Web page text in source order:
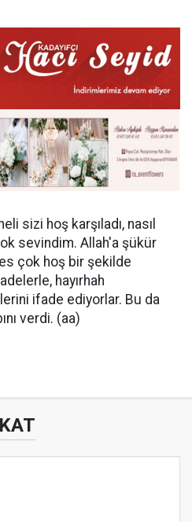
sizi hoş karşıladı, nasıl
sevindim. Allah'a şükür
çok hoş bir şekilde
hayırhah
ifade ediyorlar. Bu da
verdi. (aa)